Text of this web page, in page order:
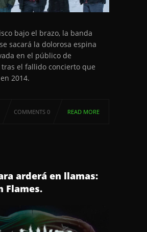
bajo el brazo, la banda
sacará la dolorosa espina
en el público de
tras el fallido concierto que
2014.
COMMENTS 0 READ MORE
arderá en llamas:
Flames.